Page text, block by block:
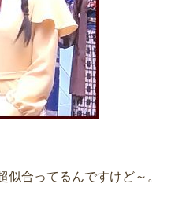
合ってるんですけど～。